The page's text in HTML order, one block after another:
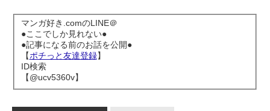
マンガ好き.comのLINE＠
●ここでしか見れない●
●記事になる前のお話を公開●
【ポチっと友達登録】
ID検索
【@ucv5360v】